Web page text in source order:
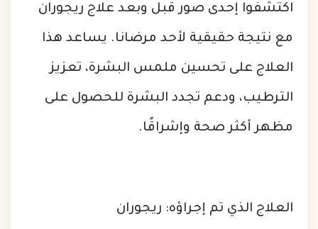
اكتشفوا إحدى صور قبل وبعد علاج ريجوران
مع نتيجة حقيقية لأحد مرضانا. يساعد هذا
العلاج على تحسين ملمس البشرة، تعزيز
الترطيب، ودعم تجدد البشرة للحصول على
مظهر أكثر صحة وإشراقًا.
العلاج الذي تم إجراؤه: ريجوران